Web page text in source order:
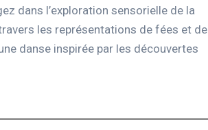
dans l’exploration sensorielle de la
les représentations de fées et de
danse inspirée par les découvertes